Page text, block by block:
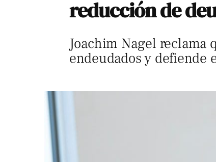
reducción de
Joachim Nagel reclama
endeudados y defiende